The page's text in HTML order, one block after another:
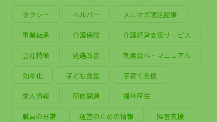
タクシー ヘルパー メルマガ限定記事
事業継承 介護保険 介護経営支援サービス
会社特徴 処遇改善 制度資料・マニュアル
効率化 子ども食堂 子育て支援
求人情報 研修関連 福利厚生
職員の日常 運営のための情報 障害支援